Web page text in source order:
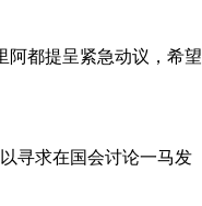
阿都提呈紧急动议，希望
寻求在国会讨论一马发